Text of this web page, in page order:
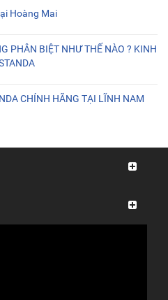
Hoàng Mai
PHÂN BIỆT NHƯ THẾ NÀO ? KINH
CHÍNH HÃNG TẠI LĨNH NAM